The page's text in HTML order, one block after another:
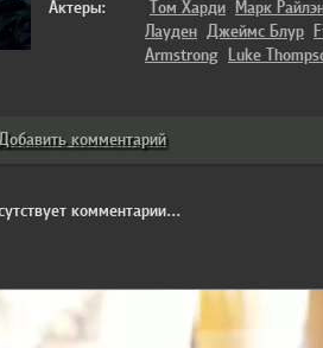
Актеры:
Том Харди Марк
Лауден Джеймс Блур
Armstrong Luke
комментарий
комментарии...